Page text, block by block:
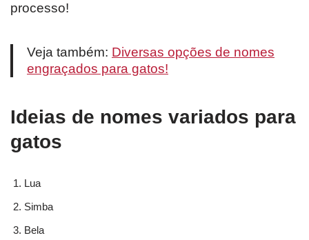
processo!
Veja também: Diversas opções de nomes
engraçados para gatos!
Ideias de nomes variados para
gatos
Lua
Simba
Bela